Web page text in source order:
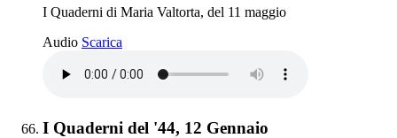
I Quaderni di Maria Valtorta, del 11 maggio
Audio Scarica
Elemento 66:
I Quaderni del '44, 12 Gennaio